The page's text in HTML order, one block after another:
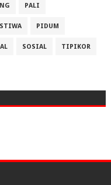
PALI
PIDUM
SOSIAL TIPIKOR